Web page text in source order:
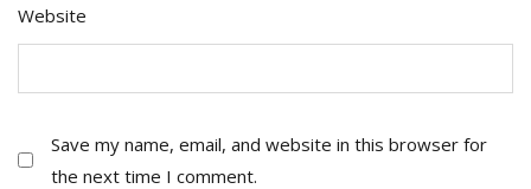
Website
Save my name, email, and website in this browser for
the next time I comment.